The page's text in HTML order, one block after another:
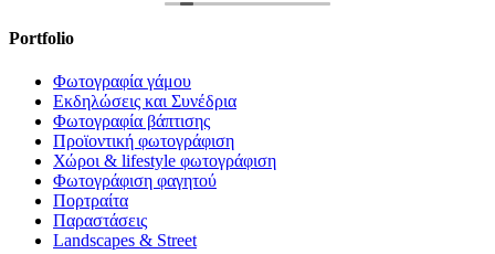
Portfolio
Φωτογραφία γάμου
Εκδηλώσεις και Συνέδρια
Φωτογραφία βάπτισης
Προϊοντική φωτογράφιση
Χώροι & lifestyle φωτογράφιση
Φωτογράφιση φαγητού
Πορτραίτα
Παραστάσεις
Landscapes & Street